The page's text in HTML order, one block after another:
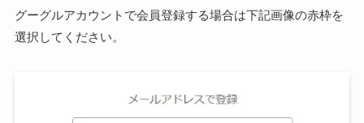
グーグルアカウントで会員登録する場合は下記画像の赤枠を
選択してください。